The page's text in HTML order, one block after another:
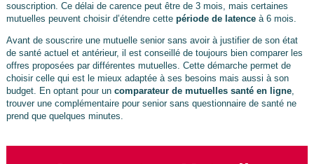
souscription. Ce délai de carence peut être de 3 mois, mais certaines
mutuelles peuvent choisir d’étendre cette période de latenceà 6 mois.
Avant de souscrire une mutuelle senior sans avoir à justifier de son état
de santé actuel et antérieur, il est conseillé de toujours bien comparer les
offres proposées par différentes mutuelles. Cette démarche permet de
choisir celle qui est le mieux adaptée à ses besoins mais aussi à son
budget. En optant pour un comparateur de mutuelles santé en ligne,
trouver une complémentaire pour senior sans questionnaire de santé ne
prend que quelques minutes.